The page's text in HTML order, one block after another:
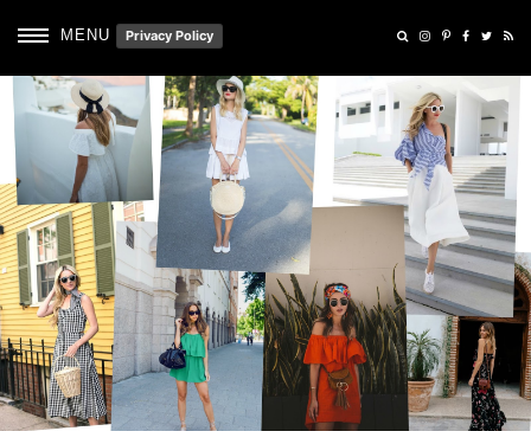
MENU Privacy Policy